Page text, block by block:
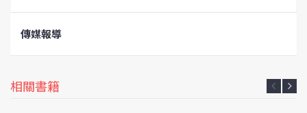
傳媒報導
相關書籍